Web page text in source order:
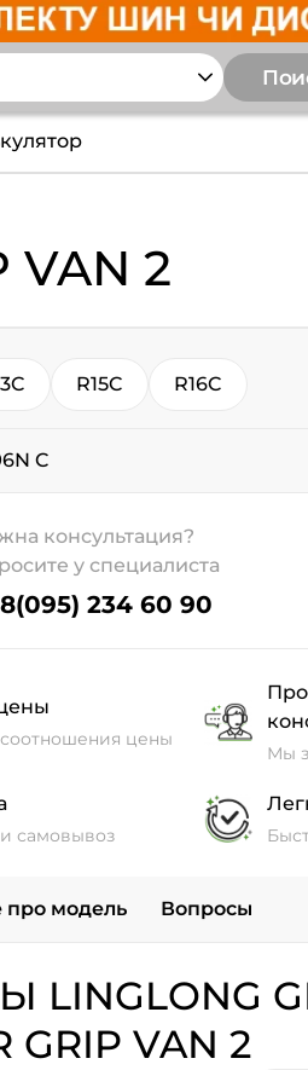
VAN 2
R15C R16C
C
консультация?
у специалиста
234 60 90
цены
Мы
самовывоз
про модель Вопросы
GRIP VAN 2